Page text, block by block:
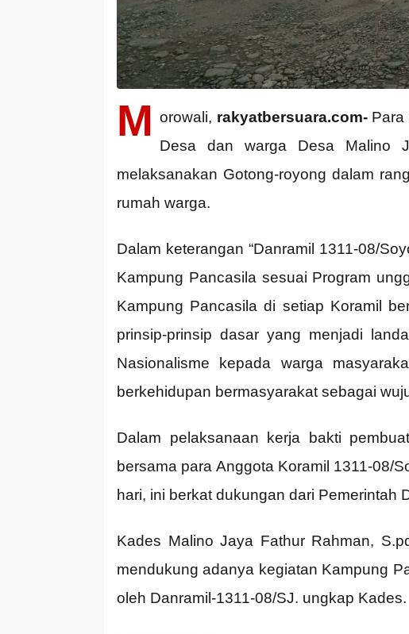
M orowali, rakyatbersuara.com-Para
Desa dan warga Desa Malino
melaksanakan Gotong-royong dalam
rumah warga.
Dalam keterangan “Danramil 1311-08/
Kampung Pancasila sesuai Program
Kampung Pancasila di setiap Koramil
prinsip-prinsip dasar yang menjadi
Nasionalisme kepada warga
berkehidupan bermasyarakat sebagai
Dalam pelaksanaan kerja bakti
bersama para Anggota Koramil 1311-08/
hari, ini berkat dukungan dari Pemerintah
Kades Malino Jaya Fathur Rahman,
mendukung adanya kegiatan Kampung
oleh Danramil-1311-08/SJ. ungkap Kades.